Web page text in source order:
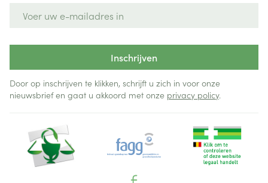
Inschrijven
Door op inschrijven te klikken, schrijft u zich in voor onze
nieuwsbrief en gaat u akkoord met onze privacy policy.